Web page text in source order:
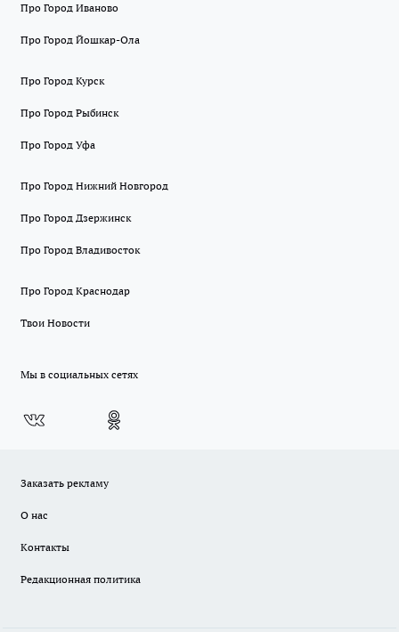
Про Город Иваново
Про Город Йошкар-Ола
Про Город Курск
Про Город Рыбинск
Про Город Уфа
Про Город Нижний Новгород
Про Город Дзержинск
Про Город Владивосток
Про Город Краснодар
Твои Новости
Мы в социальных сетях
Заказать рекламу
О нас
Контакты
Редакционная политика